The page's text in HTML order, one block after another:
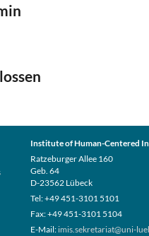
Institute of Human-Centered
Ratzeburger Allee 160
Geb. 64
D-23562 Lübeck
Tel: +49 451-3101 5101
Fax: +49 451-3101 5104
E-Mail: imis.sekretariat@uni-